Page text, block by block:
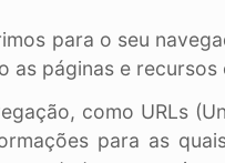
para o seu
páginas e
como URLs
para as